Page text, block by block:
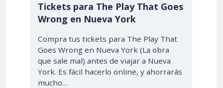
Tickets para The Play That Goes
Wrong en Nueva York
Compra tus tickets para The Play That
Goes Wrong en Nueva York (La obra
que sale mal) antes de viajar a Nueva
York. Es fácil hacerlo online, y ahorrarás
mucho…